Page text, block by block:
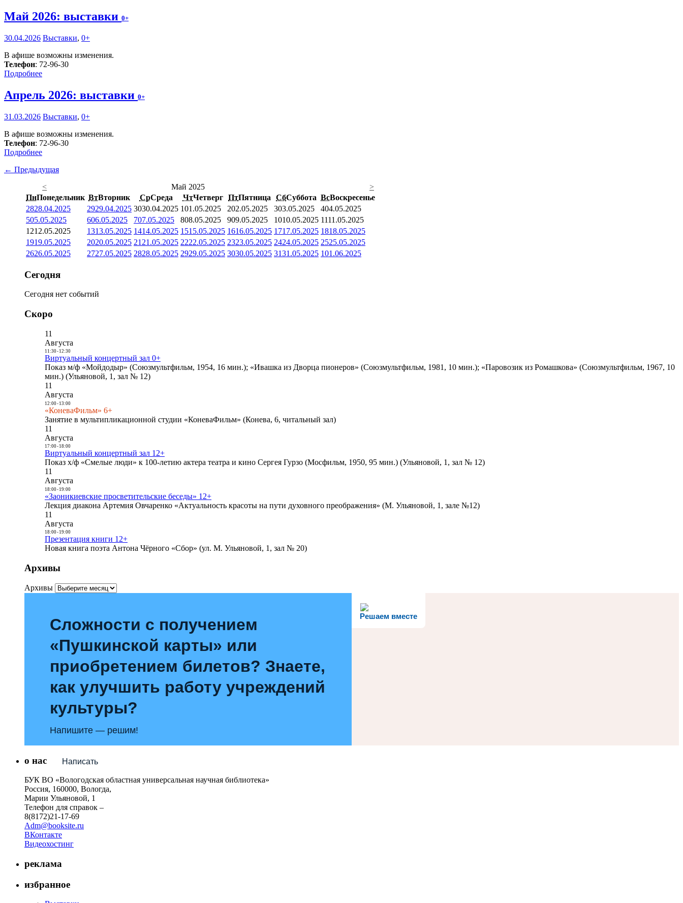
Май 2026: выставки 0+
30.04.2026 Выставки, 0+
В афише возможны изменения.
Телефон: 72-96-30
Подробнее
Апрель 2026: выставки 0+
31.03.2026 Выставки, 0+
В афише возможны изменения.
Телефон: 72-96-30
Подробнее
← Предыдущая
<
Май 2025
>
ПнПонедельник ВтВторник СрСреда ЧтЧетверг ПтПятница СбСуббота ВсВоскресенье
2828.04.2025 2929.04.2025 3030.04.2025 101.05.2025 202.05.2025 303.05.2025 404.05.2025
505.05.2025 606.05.2025 707.05.2025 808.05.2025 909.05.2025 1010.05.2025 1111.05.2025
1212.05.2025 1313.05.2025 1414.05.2025 1515.05.2025 1616.05.2025 1717.05.2025 1818.05.2025
1919.05.2025 2020.05.2025 21 21.05.2025 2222.05.2025 2323.05.2025 2424.05.2025 2525.05.2025
2626.05.2025 2727.05.2025 2828.05.2025 2929.05.2025 3030.05.2025 3131.05.2025 101.06.2025
Сегодня
Сегодня нет событий
Скоро
11
Августа
11:30- 12:30
Виртуальный концертный зал 0+
Показ м/ф «Мойдодыр» (Союзмультфильм, 1954, 16 мин.); «Ивашка из Дворца пионеров» (Союзмультфильм, 1981, 10 мин.); «Паровозик из Ромашкова» (Союзмультфильм, 1967, 10
мин.) (Ульяновой, 1, зал № 12)
11
Августа
12:00- 13:00
«КоневаФильм» 6+
Занятие в мультипликационной студии «КоневаФильм» (Конева, 6, читальный зал)
11
Августа
17:00- 18:00
Виртуальный концертный зал 12+
Показ х/ф «Смелые люди» к 100-летию актера театра и кино Сергея Гурзо (Мосфильм, 1950, 95 мин.) (Ульяновой, 1, зал № 12)
11
Августа
18:00- 19:00
«Заоникиевские просветительские беседы» 12+
Лекция диакона Артемия Овчаренко «Актуальность красоты на пути духовного преображения» (М. Ульяновой, 1, зале №12)
11
Августа
18:00- 19:00
Презентация книги 12+
Новая книга поэта Антона Чёрного «Сбор» (ул. М. Ульяновой, 1, зал № 20)
Архивы
Архивы
Решаем вместе
Сложности с получением
«Пушкинской карты» или
приобретением билетов? Знаете,
как улучшить работу учреждений
культуры?
Напишите — решим!
Написать
о нас
БУК ВО «Вологодская областная универсальная научная библиотека»
Россия, 160000, Вологда,
Марии Ульяновой, 1
Телефон для справок –
8(8172)21-17-69
Adm@booksite.ru
ВКонтакте
Видеохостинг
реклама
избранное